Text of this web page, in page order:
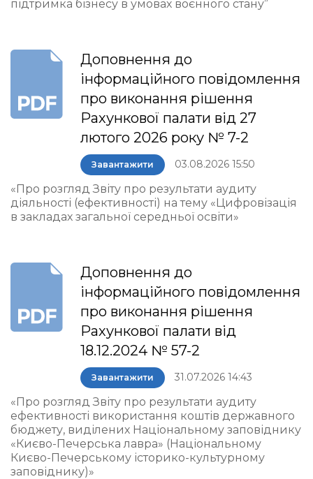
підтримка бізнесу в умовах воєнного стану”
Доповнення до
інформаційного повідомлення
про виконання рішення
Рахункової палати від 27
лютого 2026 року № 7-2
Завантажити 03.08.2026 15:50
«Про розгляд Звіту про результати аудиту
діяльності (ефективності) на тему «Цифровізація
в закладах загальної середньої освіти»
Доповнення до
інформаційного повідомлення
про виконання рішення
Рахункової палати від
18.12.2024 № 57-2
Завантажити 31.07.2026 14:43
«Про розгляд Звіту про результати аудиту
ефективності використання коштів державного
бюджету, виділених Національному заповіднику
«Києво-Печерська лавра» (Національному
Києво-Печерському історико-культурному
заповіднику)»